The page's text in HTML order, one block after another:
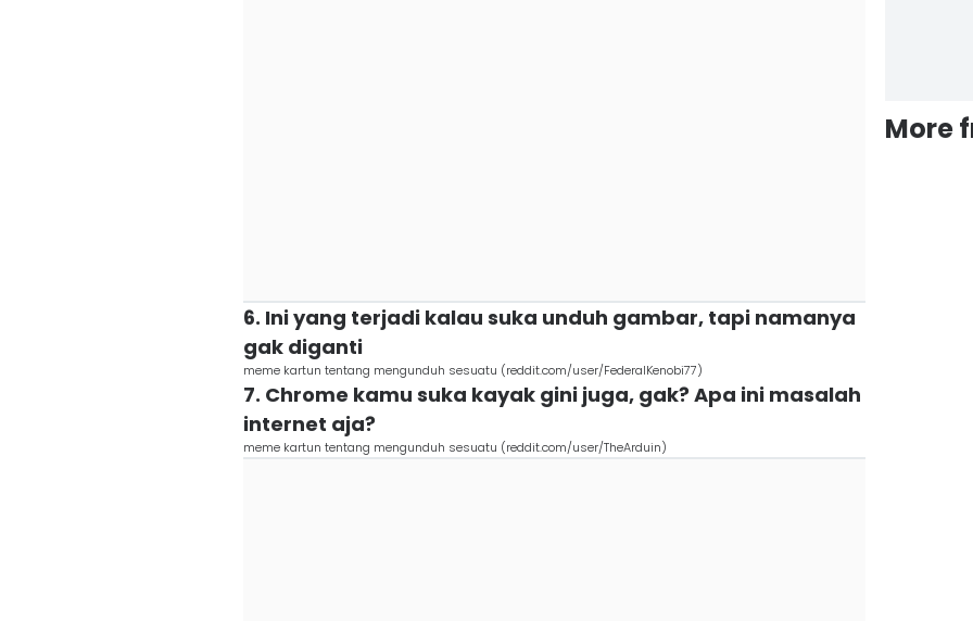
6. Ini yang terjadi kalau suka unduh gambar, tapi namanya
gak diganti
meme kartun tentang mengunduh sesuatu (reddit.com/user/FederalKenobi77)
7. Chrome kamu suka kayak gini juga, gak? Apa ini masalah
internet aja?
meme kartun tentang mengunduh sesuatu (reddit.com/user/TheArduin)
More